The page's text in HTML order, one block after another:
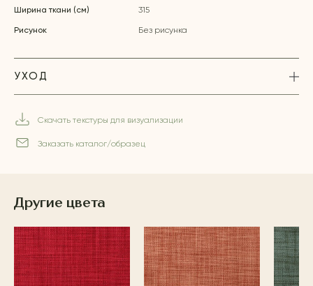
Ширина ткани (см) 315
Рисунок Без рисунка
УХОД
Скачать текстуры для визуализации
Заказать каталог/образец
Другие цвета